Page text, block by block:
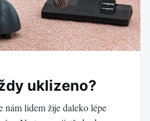
uklizeno?
nám lidem žije daleko lépe